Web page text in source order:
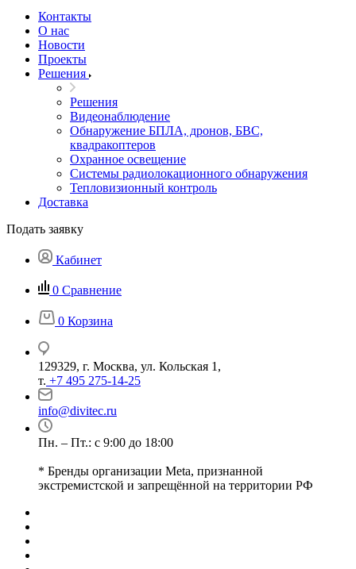
Контакты
О нас
Новости
Проекты
Решения
Решения
Видеонаблюдение
Обнаружение БПЛА, дронов, БВС,
квадракоптеров
Охранное освещение
Системы радиолокационного обнаружения
Тепловизионный контроль
Доставка
Подать заявку
Кабинет
0 Сравнение
0 Корзина
129329, г. Москва, ул. Кольская 1,
т. +7 495 275-14-25
info@divitec.ru
Пн. – Пт.: с 9:00 до 18:00
* Бренды организации Meta, признанной
экстремистской и запрещённой на территории РФ